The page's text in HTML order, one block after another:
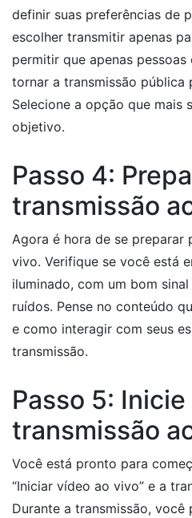
definir suas preferências de
escolher transmitir apenas
permitir que apenas
tornar a transmissão pública
Selecione a opção que mais
objetivo.
Passo 4:
transmissão
Agora é hora de se preparar
vivo. Verifique se você está
iluminado, com um bom
ruídos. Pense no conteúdo
e como interagir com seus
transmissão.
Passo 5: Inicie
transmissão
Você está pronto para
“Iniciar vídeo ao vivo” e a
Durante a transmissão,